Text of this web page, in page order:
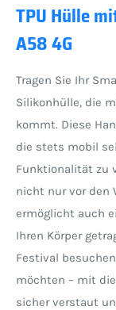
TPU Hülle
A58 4G
Tragen Sie Ihr
Silikonhülle, die
kommt. Diese
die stets mobil
Funktionalität zu
nicht nur vor den
ermöglicht auch
Ihren Körper
Festival
möchten – mit
sicher verstaut